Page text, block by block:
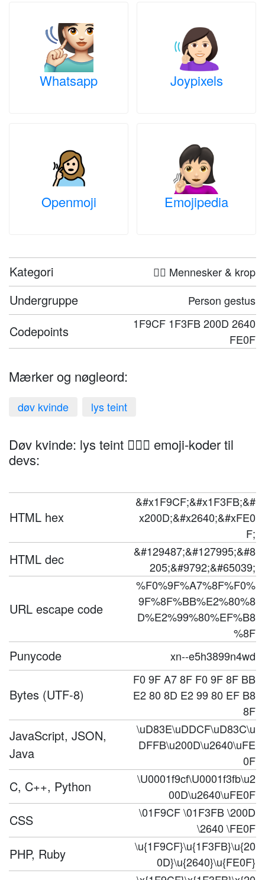
Whatsapp Joypixels
Openmoji Emojipedia
Kategori 🤦‍♀️ Mennesker & krop
Undergruppe Person gestus
Codepoints
1F9CF 1F3FB 200D 2640
FE0F
Mærker og nøgleord:
døv kvinde lys teint
Døv kvinde: lys teint 🧏🏻‍♀️ emoji-koder til
devs:
HTML hex
&#x1F9CF;&#x1F3FB;&#
x200D;&#x2640;&#xFE0
F;
HTML dec
&#129487;&#127995;&#8
205;&#9792;&#65039;
URL escape code
%F0%9F%A7%8F%F0%
9F%8F%BB%E2%80%8
D%E2%99%80%EF%B8
%8F
Punycode xn--e5h3899n4wd
Bytes (UTF-8)
F0 9F A7 8F F0 9F 8F BB
E2 80 8D E2 99 80 EF B8
8F
JavaScript, JSON,
Java
\uD83E\uDDCF\uD83C\u
DFFB\u200D\u2640\uFE
0F
C, C++, Python
\U0001f9cf\U0001f3fb\u2
00D\u2640\uFE0F
CSS
\01F9CF \01F3FB \200D
\2640 \FE0F
PHP, Ruby
\u{1F9CF}\u{1F3FB}\u{20
0D}\u{2640}\u{FE0F}